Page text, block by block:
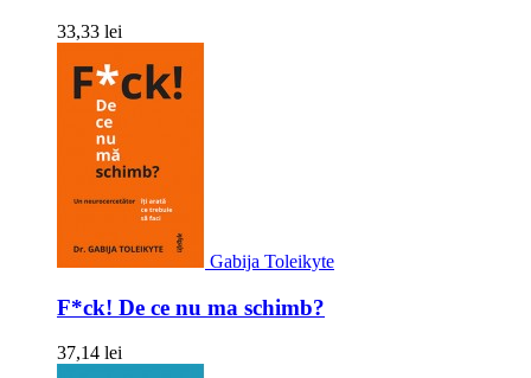
33,33 lei
Gabija Toleikyte
F*ck! De ce nu ma schimb?
37,14 lei